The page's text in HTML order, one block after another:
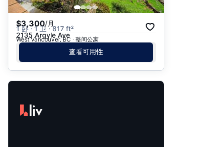
$3,300/月
1 卧 · 1 卫 · 817 ft²
2135 Argyle Ave
West Vancouver, BC · 整间公寓
查看可用性